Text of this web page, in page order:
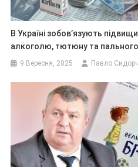
В Україні зобов’язують
алкоголю, тютюну та
9 Вересня, 2025 Павло